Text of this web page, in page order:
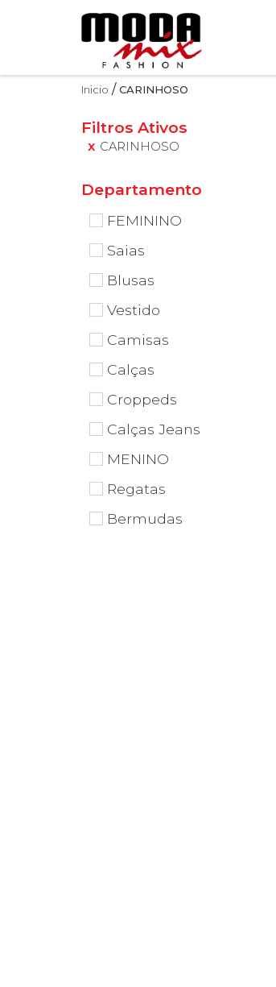
Inicio CARINHOSO
Filtros Ativos
CARINHOSO
FEMININO
Saias
Blusas
Vestido
Camisas
Calças
Croppeds
Calças Jeans
MENINO
Regatas
Bermudas